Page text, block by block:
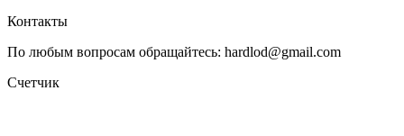
Контакты
По любым вопросам обращайтесь: hardlod@gmail.com
Счетчик